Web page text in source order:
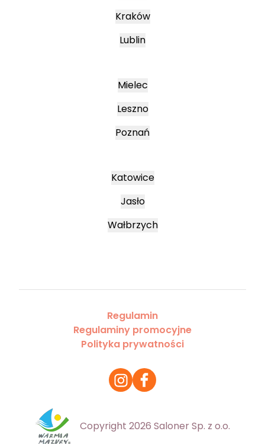
Kraków
Lublin
Mielec
Leszno
Poznań
Katowice
Jasło
Wałbrzych
Regulamin
Regulaminy promocyjne
Polityka prywatności
Copyright 2026 Saloner Sp. z o.o.